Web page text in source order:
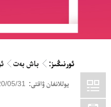
ئورنىڭىز: باش بەت
يوللانغان ۋاقتى: 05/31